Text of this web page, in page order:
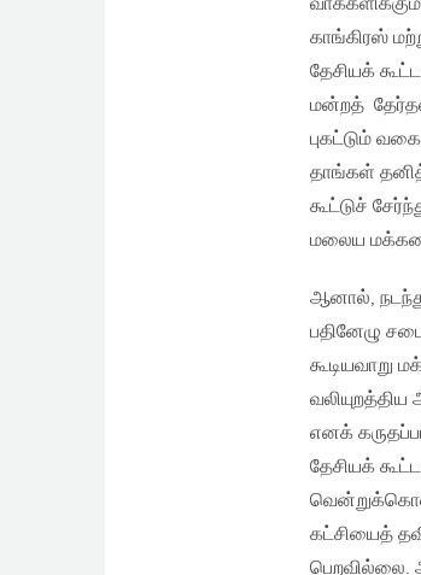
காங்கிரஸ்
தேசியக்
மன்றத்
புகட்டும்
தாங்கள் தனித்
கூட்டுச்
மலைய
ஆனால்,
பதினேழு
எனக்
தேசியக்
கட்சியைத்
பெறவில்லை.